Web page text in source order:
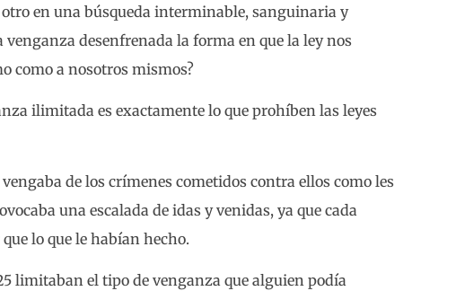
en una búsqueda interminable, sanguinaria y
venganza desenfrenada la forma en que la ley nos
como a nosotros mismos?
ilimitada es exactamente lo que prohíben las leyes
vengaba de los crímenes cometidos contra ellos como les
una escalada de idas y venidas, ya que cada
lo que le habían hecho.
limitaban el tipo de venganza que alguien podía